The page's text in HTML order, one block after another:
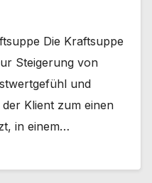
Die Kraftsuppe
Steigerung von
und
Klient zum einen
in einem…